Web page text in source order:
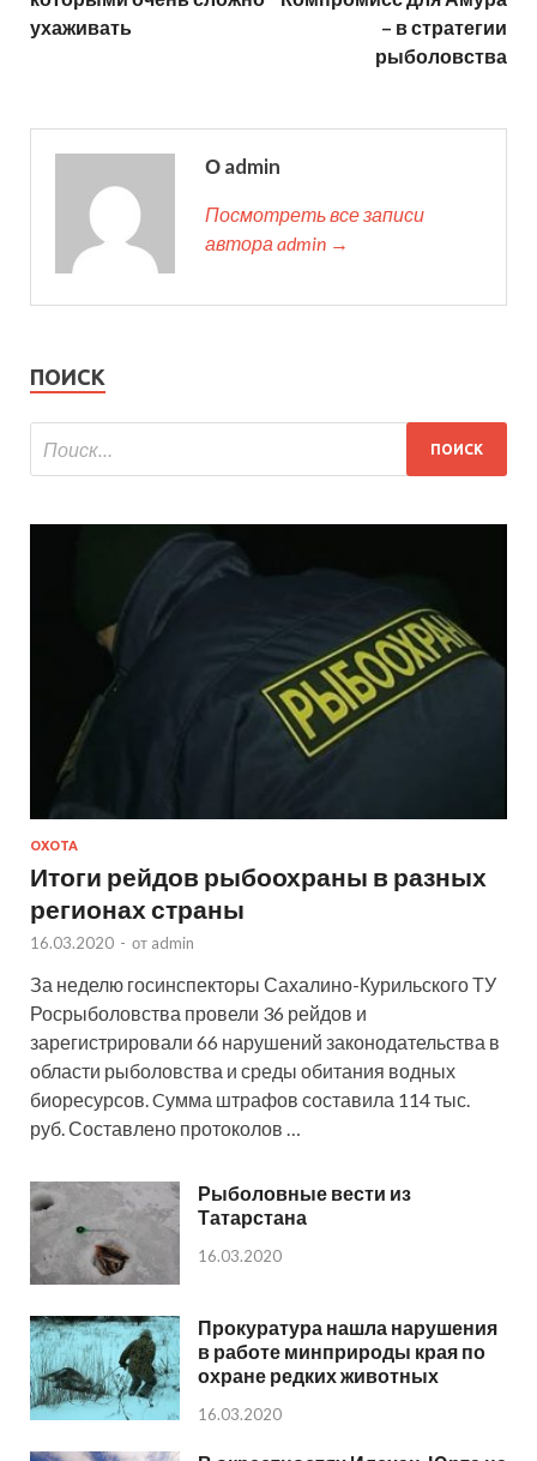
ухаживать
– в стратегии
рыболовства
О admin
Посмотреть все записи
автора admin →
ПОИСК
ОХОТА
Итоги рейдов рыбоохраны в разных
регионах страны
16.03.2020 - от admin
За неделю госинспекторы Сахалино-Курильского ТУ
Росрыболовства провели 36 рейдов и
зарегистрировали 66 нарушений законодательства в
области рыболовства и среды обитания водных
биоресурсов. Cумма штрафов составила 114 тыс.
руб. Составлено протоколов …
Рыболовные вести из
Татарстана
16.03.2020
Прокуратура нашла нарушения
в работе минприроды края по
охране редких животных
16.03.2020